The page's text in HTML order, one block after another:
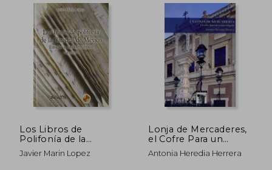
Los Libros de
Polifonía de la
Catedral de México:
Estudio y Catálogo
Javier Marin Lopez
Lonja de Mercaderes,
el Cofre Para un
Tesoro Singular (in
Spanish)
Antonia Heredia Herrera